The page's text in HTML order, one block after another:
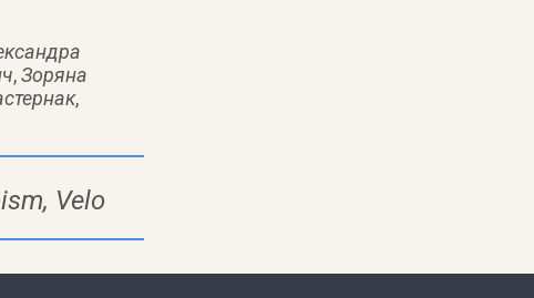
,Зоряна
,
, Velo